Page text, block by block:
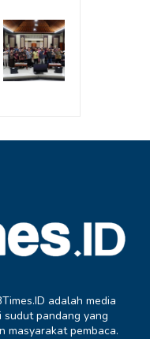
adalah media
sudut pandang yang
masyarakat pembaca.